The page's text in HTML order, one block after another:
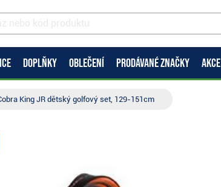
DOPLŇKY OBLEČENÍ PRODÁVANÉ ZNAČKY AKCE
King JR dětský golfový set, 129-151cm